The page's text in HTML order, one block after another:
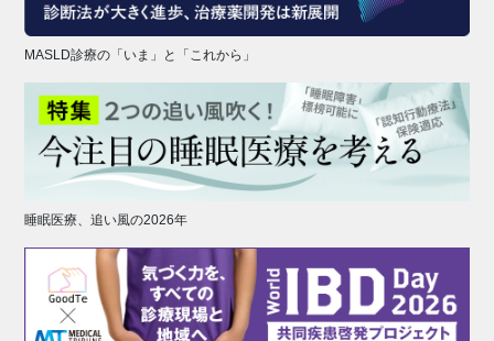
MASLD診療の「いま」と「これから」
睡眠医療、追い風の2026年